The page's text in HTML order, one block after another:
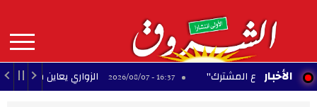
contenu
principal
MAIN
NAVIGATION الأخبار
للدفاع المشترك" 16:37 - 2026/08/07 الزواري يعاين مدخل العاصمة